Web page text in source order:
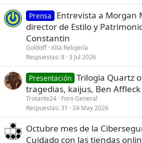
Prensa
Entrevista a Morgan
director de Estilo y
Constantin
Goldoff Alta Relojería
Respuestas 8 3 Jul 2026
Presentación Trilogia Quartz
tragedias, kaijus, Ben
Trotante24 Foro General
Respuestas 31 24 May 2026
Octubre mes de la
Cuidado con las tiendas